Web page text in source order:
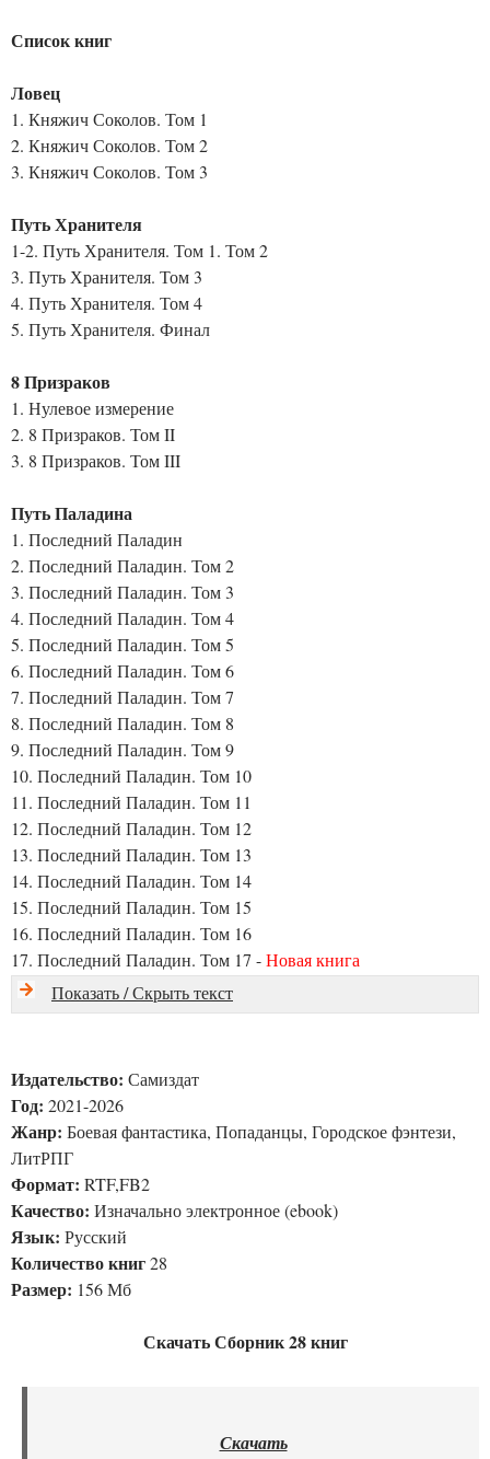
Список книг
Ловец
1. Княжич Соколов. Том 1
2. Княжич Соколов. Том 2
3. Княжич Соколов. Том 3
Путь Хранителя
1-2. Путь Хранителя. Том 1. Том 2
3. Путь Хранителя. Том 3
4. Путь Хранителя. Том 4
5. Путь Хранителя. Финал
8 Призраков
1. Нулевое измерение
2. 8 Призраков. Том II
3. 8 Призраков. Том III
Путь Паладина
1. Последний Паладин
2. Последний Паладин. Том 2
3. Последний Паладин. Том 3
4. Последний Паладин. Том 4
5. Последний Паладин. Том 5
6. Последний Паладин. Том 6
7. Последний Паладин. Том 7
8. Последний Паладин. Том 8
9. Последний Паладин. Том 9
10. Последний Паладин. Том 10
11. Последний Паладин. Том 11
12. Последний Паладин. Том 12
13. Последний Паладин. Том 13
14. Последний Паладин. Том 14
15. Последний Паладин. Том 15
16. Последний Паладин. Том 16
17. Последний Паладин. Том 17 -Новая книга
Показать / Скрыть текст
Издательство: Самиздат
Год: 2021-2026
Жанр: Боевая фантастика, Попаданцы, Городское фэнтези,
ЛитРПГ
Формат: RTF,FB2
Качество: Изначально электронное (ebook)
Язык: Русский
Количество книг28
Размер: 156 Мб
Скачать Сборник 28 книг
Скачать